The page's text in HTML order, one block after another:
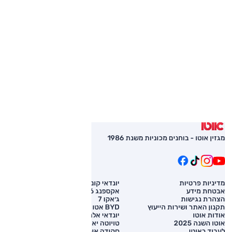
מגזין אוטו - בוחנים מכוניות משנת 1986
מדיניות פרטיות
אבטחת מידע
הצהרת נגישות
תקנון האתר ושירות הייעוץ
אודות אוטו
אוטו השנה 2025
יונדאי קונה
אקספנג G6
ג׳אקו 7
BYD אטו 3
יונדאי אלנטרה
טויוטה יאריס קרוס